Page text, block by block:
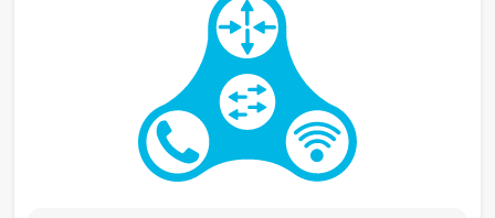
Поддержка EVPN/VXLAN
Поддержка Ethernet ACL
Протоколы и функции уровня L3
Поддержка статической unicast-маршрутизации
Поддержка протокола IS-IS
Поддержка OSPFv2, OSPFv3